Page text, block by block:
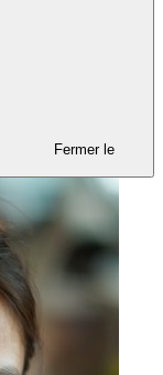
Fermer le